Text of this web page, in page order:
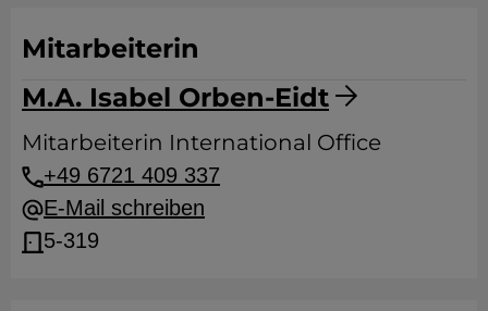
M.A. Isabel Orben-Eidt
Mitarbeiterin
Mitarbeiterin International Office
+49 6721 409 337
E-Mail schreiben
5-319